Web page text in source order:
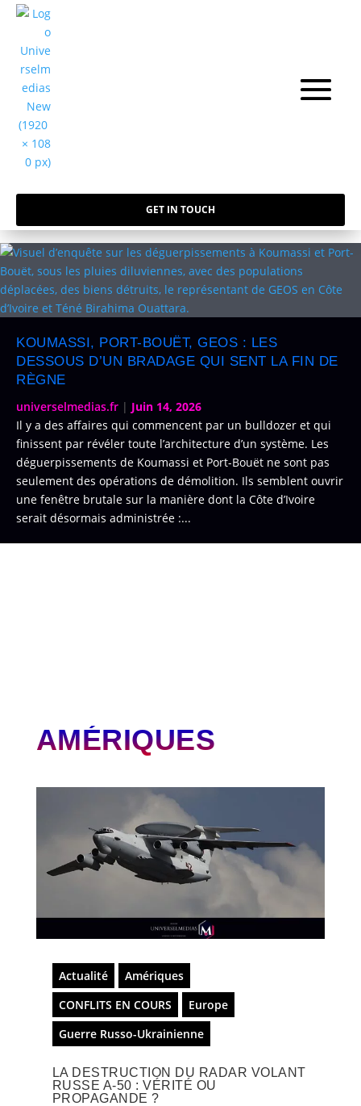
GET IN TOUCH
KOUMASSI, PORT-BOUËT, GEOS : LES
DESSOUS D’UN BRADAGE QUI SENT LA FIN DE
RÈGNE
universelmedias.fr | Juin 14, 2026
Il y a des affaires qui commencent par un bulldozer et qui
finissent par révéler toute l’architecture d’un système. Les
déguerpissements de Koumassi et Port-Bouët ne sont pas
seulement des opérations de démolition. Ils semblent ouvrir
une fenêtre brutale sur la manière dont la Côte d’Ivoire
serait désormais administrée :...
AMÉRIQUES
Actualité
Amériques
CONFLITS EN COURS
Europe
Guerre Russo-Ukrainienne
LA DESTRUCTION DU RADAR VOLANT
RUSSE A-50 : VÉRITÉ OU
PROPAGANDE ?